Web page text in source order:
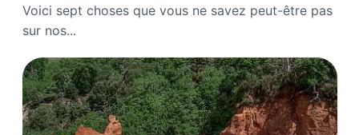
Voici sept choses que vous ne savez peut-être pas
sur nos...